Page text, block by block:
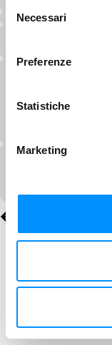
delNecessari
Preferenze
Statistiche
Marketing